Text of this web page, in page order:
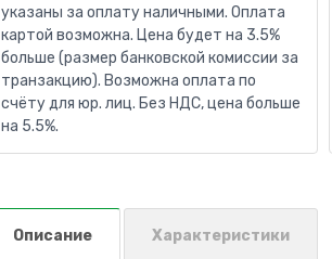
указаны за оплату наличными. Оплата
картой возможна. Цена будет на 3.5%
больше (размер банковской комиссии за
транзакцию). Возможна оплата по
счёту для юр. лиц. Без НДС, цена больше
на 5.5%.
Описание Характеристики